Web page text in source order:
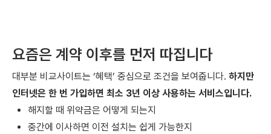
요즘은 계약 이후를 먼저 따집니다
대부분 비교사이트는 ‘혜택’ 중심으로 조건을 보여줍니다. 하지만
인터넷은 한 번 가입하면 최소 3년 이상 사용하는 서비스입니다.
해지할 때 위약금은 어떻게 되는지
중간에 이사하면 이전 설치는 쉽게 가능한지